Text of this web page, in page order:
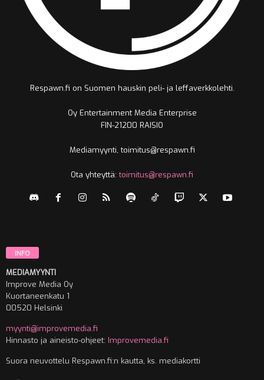
Respawn.fi on Suomen hauskin peli- ja leffaverkkolehti.
Oy Entertainment Media Enterprise
FIN-21200 RAISIO
Mediamyynti, toimitus@respawn.fi
Ota yhteyttä:toimitus@respawn.fi
INFO
MEDIAMYYNTI
Improve Media Oy
Kuortaneenkatu 1
00520 Helsinki
myynti@improvemedia.fi
Hinnasto ja aineisto-ohjeet: Improvemedia.fi
Suora neuvottelu Respawn.fi:n kautta, ks. mediakortti